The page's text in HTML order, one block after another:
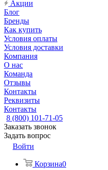
Акции
Блог
Бренды
Как купить
Условия оплаты
Условия доставки
Компания
О нас
Команда
Отзывы
Контакты
Реквизиты
Контакты
8 (800) 101-71-05
Заказать звонок
Задать вопрос
Войти
Корзина0